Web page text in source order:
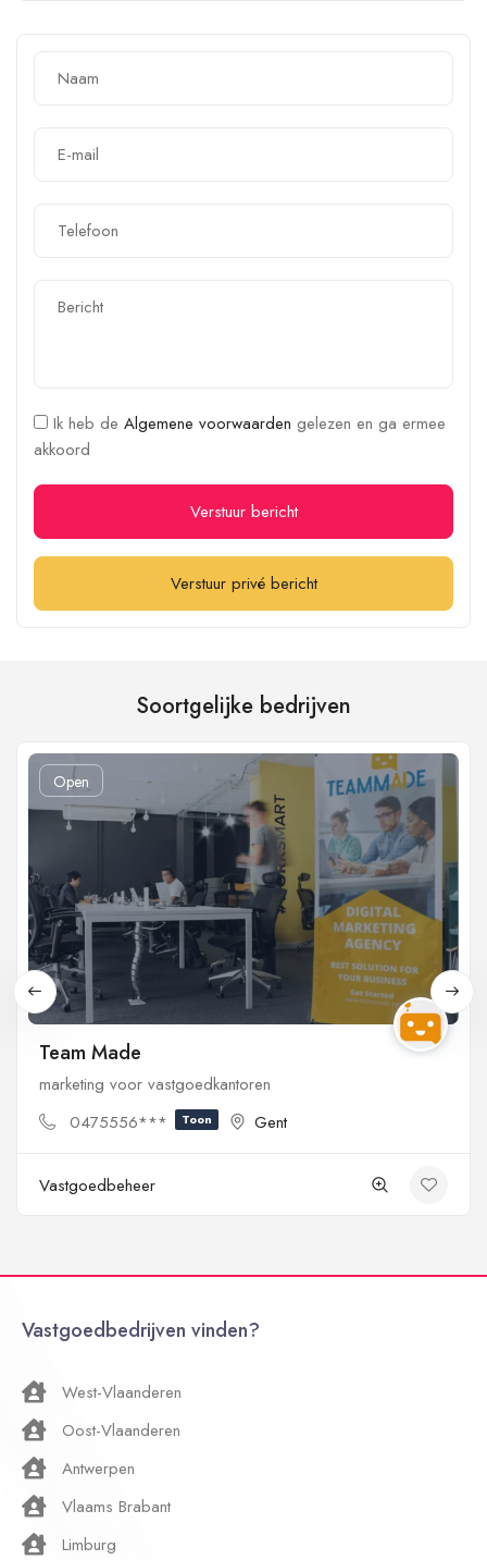
Ik heb de Algemene voorwaarden gelezen en ga ermee
akkoord
Verstuur bericht
Verstuur privé bericht
Soortgelijke bedrijven
Open
Team Made
marketing voor vastgoedkantoren
0475556***
Toon Gent
Vastgoedbeheer
Vastgoedbedrijven vinden?
West-Vlaanderen
Oost-Vlaanderen
Antwerpen
Vlaams Brabant
Limburg